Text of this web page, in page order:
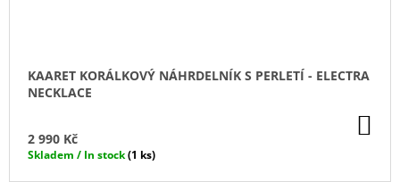
KAARET KORÁLKOVÝ NÁHRDELNÍK S PERLETÍ - ELECTRA
NECKLACE
2 990 Kč
Skladem / In stock(1 ks)